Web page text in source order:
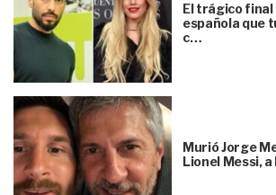
El trágico final
española que
c…
Murió Jorge
Lionel Messi,